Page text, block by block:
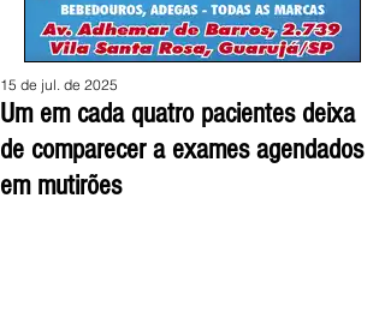
Um em cada quatro pacientes deixa
de comparecer a exames agendados
em mutirões
15 de jul. de 2025